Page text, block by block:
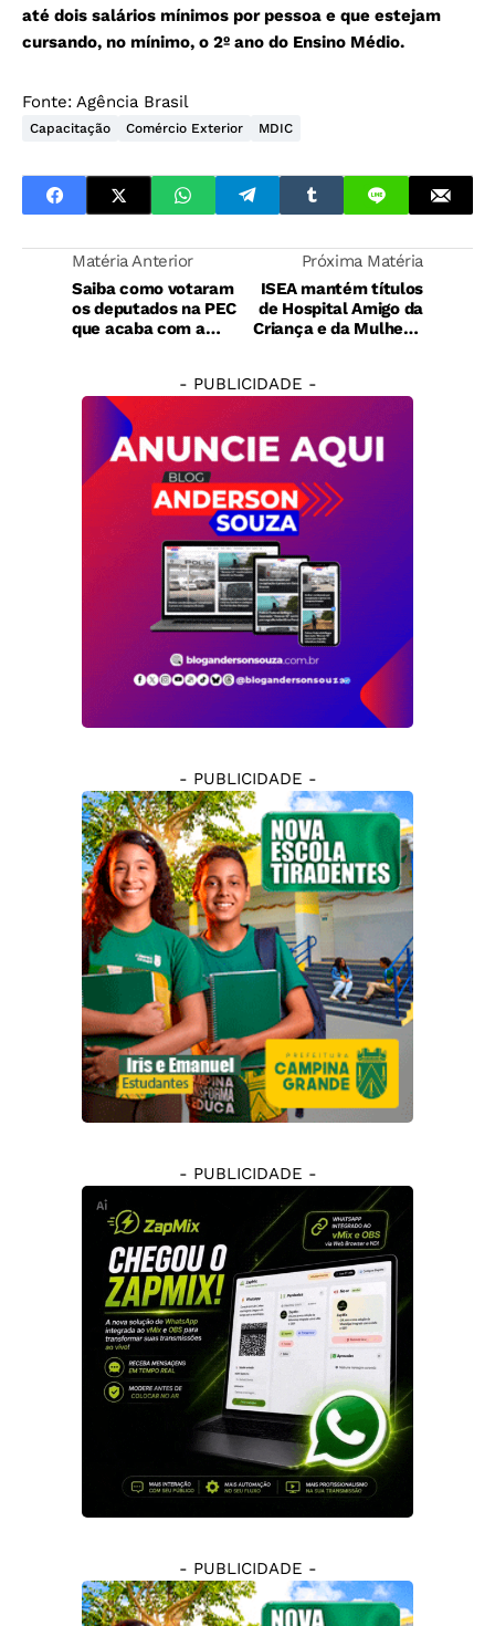
até dois salários mínimos por pessoa e que estejam
cursando, no mínimo, o 2º ano do Ensino Médio.
Fonte: Agência Brasil
Capacitação Comércio Exterior MDIC
Matéria Anterior
Saiba como votaram
os deputados na PEC
que acaba com a
Próxima Matéria
ISEA mantém títulos
de Hospital Amigo da
Criança e da Mulher e
- PUBLICIDADE -
- PUBLICIDADE -
- PUBLICIDADE -
- PUBLICIDADE -